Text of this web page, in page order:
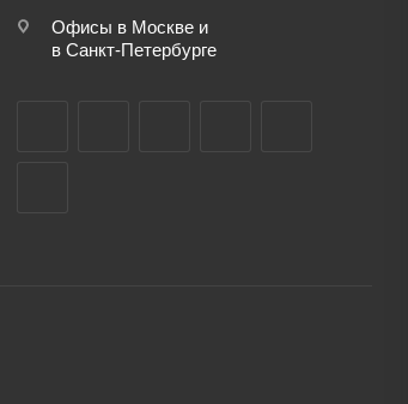
Офисы в Москве и
в Санкт-Петербурге